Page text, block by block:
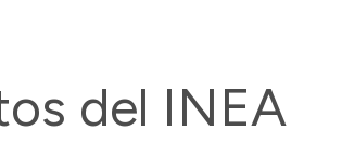
del INEA